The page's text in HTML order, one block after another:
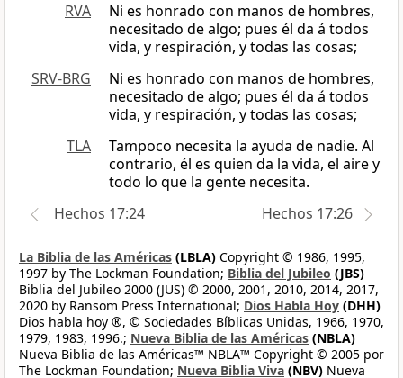
RVA
Ni es honrado con manos de hombres,
necesitado de algo; pues él da á todos
vida, y respiración, y todas las cosas;
SRV-BRG
Ni es honrado con manos de hombres,
necesitado de algo; pues él da á todos
vida, y respiración, y todas las cosas;
TLA
Tampoco necesita la ayuda de nadie. Al
contrario, él es quien da la vida, el aire y
todo lo que la gente necesita.
Hechos 17:24
Hechos 17:26
La Biblia de las Américas (LBLA) Copyright © 1986, 1995,
1997 by The Lockman Foundation; Biblia del Jubileo (JBS)
Biblia del Jubileo 2000 (JUS) © 2000, 2001, 2010, 2014, 2017,
2020 by Ransom Press International; Dios Habla Hoy (DHH)
Dios habla hoy ®, © Sociedades Bíblicas Unidas, 1966, 1970,
1979, 1983, 1996.; Nueva Biblia de las Américas (NBLA)
Nueva Biblia de las Américas™ NBLA™ Copyright © 2005 por
The Lockman Foundation; Nueva Biblia Viva (NBV) Nueva